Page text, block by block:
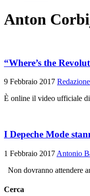
Anton
“Where’s the
9 Febbraio 2017 Redazione
È online il video ufficiale
I Depeche Mode
1 Febbraio 2017 Antonio
Non dovranno attendere
Cerca